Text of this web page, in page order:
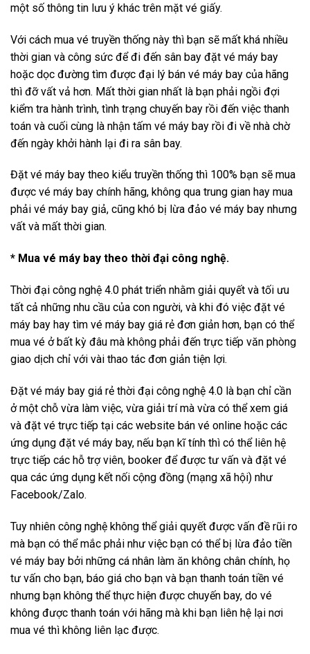
một số thông tin lưu ý khác trên mặt vé giấy.
Với cách mua vé truyền thống này thì bạn sẽ mất khá nhiều
thời gian và công sức để đi đến sân bay đặt vé máy bay
hoặc dọc đường tìm được đại lý bán vé máy bay của hãng
thì đỡ vất vả hơn. Mất thời gian nhất là bạn phải ngồi đợi
kiểm tra hành trình, tình trạng chuyến bay rồi đến việc thanh
toán và cuối cùng là nhận tấm vé máy bay rồi đi về nhà chờ
đến ngày khởi hành lại đi ra sân bay.
Đặt vé máy bay theo kiểu truyền thống thì 100% bạn sẽ mua
được vé máy bay chính hãng, không qua trung gian hay mua
phải vé máy bay giả, cũng khó bị lừa đảo vé máy bay nhưng
vất và mất thời gian.
* Mua vé máy bay theo thời đại công nghệ.
Thời đại công nghệ 4.0 phát triển nhằm giải quyết và tối ưu
tất cả những nhu cầu của con người, và khi đó việc đặt vé
máy bay hay tìm vé máy bay giá rẻ đơn giản hơn, bạn có thể
mua vé ở bất kỳ đâu mà không phải đến trực tiếp văn phòng
giao dịch chỉ với vài thao tác đơn giản tiện lợi.
Đặt vé máy bay giá rẻ thời đại công nghệ 4.0 là bạn chỉ cần
ở một chỗ vừa làm việc, vừa giải trí mà vừa có thể xem giá
và đặt vé trực tiếp tại các website bán vé online hoặc các
ứng dụng đặt vé máy bay, nếu bạn kĩ tính thì có thể liên hệ
trực tiếp các hỗ trợ viên, booker để được tư vấn và đặt vé
qua các ứng dụng kết nối cộng đồng (mạng xã hội) như
Facebook/Zalo.
Tuy nhiên công nghệ không thể giải quyết được vấn đề rũi ro
mà bạn có thể mắc phải như việc bạn có thể bị lừa đảo tiền
vé máy bay bởi những cá nhân làm ăn không chân chính, họ
tư vấn cho bạn, báo giá cho bạn và bạn thanh toán tiền vé
nhưng bạn không thể thực hiện được chuyến bay, do vé
không được thanh toán với hãng mà khi bạn liên hệ lại nơi
mua vé thì không liên lạc được.